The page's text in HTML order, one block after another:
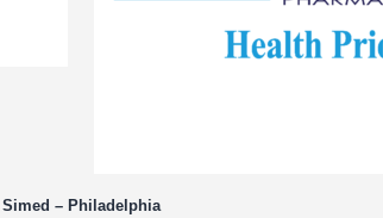
Simed – Philadelphia